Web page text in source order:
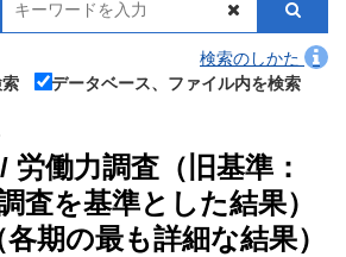
検索のしかた
データベース、ファイル内を検索
労働力調査（旧基準：
査を基準とした結果）
期の最も詳細な結果）